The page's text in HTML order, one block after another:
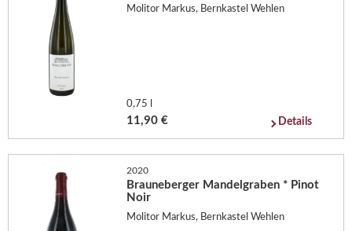
Molitor Markus, Bernkastel Wehlen
0,75 l
11,90 € Details
2020
Brauneberger Mandelgraben * Pinot
Noir
Molitor Markus, Bernkastel Wehlen